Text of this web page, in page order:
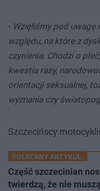
- Wzięliśmy pod uwagę
względu, na które z
czynienia. Chodzi o
kwestia rasy,
orientacji seksualnej,
wyznania czy
Szczecińscy
POLECANY ARTYKUŁ:
Część szczecinian
twierdzą, że nie